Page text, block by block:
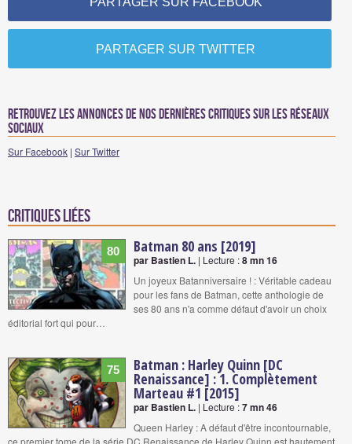
PARTAGER SUR TWITTER
Retrouvez les annonces de nos dernières critiques sur les réseaux
sociaux
Sur Facebook | Sur Twitter
Critiques liées
80 Batman 80 ans [2019]
par Bastien L. | Lecture :8 mn 16
Un joyeux Batanniversaire ! : Véritable cadeau
pour les fans de Batman, cette anthologie de
ses 80 ans n'a comme défaut d'avoir un choix
éditorial fort qui pour…
75 Batman : Harley Quinn [DC
Renaissance] : 1. Complètement
Marteau #1 [2015]
par Bastien L. | Lecture :7 mn 46
Queen Harley : A défaut d'être incontournable,